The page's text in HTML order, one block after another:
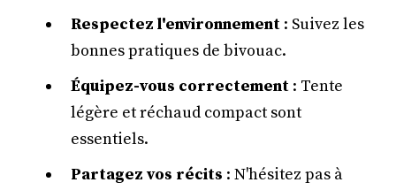
Respectez l'environnement : Suivez les
bonnes pratiques de bivouac.
Équipez-vous correctement : Tente
légère et réchaud compact sont
essentiels.
Partagez vos récits : N'hésitez pas à